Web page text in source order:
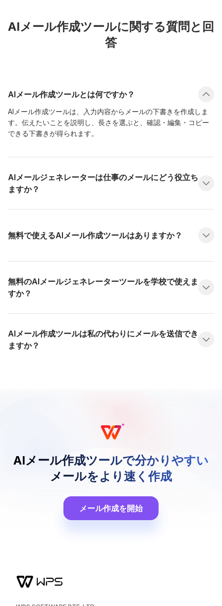
AIメール作成ツールに関する質問と回
答
AIメール作成ツールとは何ですか？
AIメール作成ツールは、入力内容からメールの下書きを作成しま
す。伝えたいことを説明し、長さを選ぶと、確認・編集・コピー
できる下書きが得られます。
AIメールジェネレーターは仕事のメールにどう役立ち
ますか？
無料で使えるAIメール作成ツールはありますか？
無料のAIメールジェネレーターツールを学校で使えま
すか？
AIメール作成ツールは私の代わりにメールを送信でき
ますか？
AIメール作成ツールで分かりやすい
メールをより速く作成
メール作成を開始